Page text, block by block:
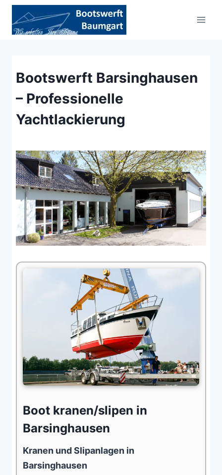
Zum
Inhalt
springen
Bootswerft Barsinghausen
– Professionelle
Yachtlackierung
Boot kranen/slipen in
Barsinghausen
Kranen und Slipanlagen in
Barsinghausen